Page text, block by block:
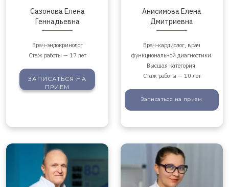
Сазонова Елена
Геннадьевна
Врач-эндокринолог
Стаж работы — 17 лет
ЗАПИСАТЬСЯ НА
ПРИЕМ
Анисимова Елена
Дмитриевна
Врач-кардиолог, врач
функциональной диагностики.
Высшая категория.
Стаж работы — 10 лет
Записаться на прием